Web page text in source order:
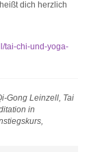
dich herzlich
tai-chi-und-yoga-
Gong Leinzell, Tai
in